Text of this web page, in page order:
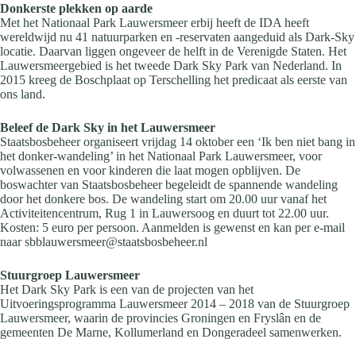
Donkerste plekken op aarde
Met het Nationaal Park Lauwersmeer erbij heeft de IDA heeft
wereldwijd nu 41 natuurparken en -reservaten aangeduid als Dark-Sky
locatie. Daarvan liggen ongeveer de helft in de Verenigde Staten. Het
Lauwersmeergebied is het tweede Dark Sky Park van Nederland. In
2015 kreeg de Boschplaat op Terschelling het predicaat als eerste van
ons land.
Beleef de Dark Sky in het Lauwersmeer
Staatsbosbeheer organiseert vrijdag 14 oktober een ‘Ik ben niet bang in
het donker-wandeling’ in het Nationaal Park Lauwersmeer, voor
volwassenen en voor kinderen die laat mogen opblijven. De
boswachter van Staatsbosbeheer begeleidt de spannende wandeling
door het donkere bos. De wandeling start om 20.00 uur vanaf het
Activiteitencentrum, Rug 1 in Lauwersoog en duurt tot 22.00 uur.
Kosten: 5 euro per persoon. Aanmelden is gewenst en kan per e-mail
naar sbblauwersmeer@staatsbosbeheer.nl
Stuurgroep Lauwersmeer
Het Dark Sky Park is een van de projecten van het
Uitvoeringsprogramma Lauwersmeer 2014 – 2018 van de Stuurgroep
Lauwersmeer, waarin de provincies Groningen en Fryslân en de
gemeenten De Marne, Kollumerland en Dongeradeel samenwerken.